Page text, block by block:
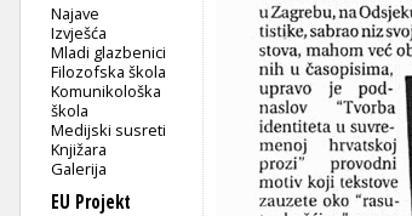
Najave
Izvješća
Mladi glazbenici
Filozofska škola
Komunikološka
škola
Medijski susreti
Knjižara
Galerija
EU Projekt